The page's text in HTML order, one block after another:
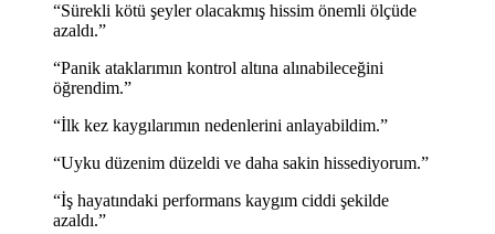
“Sürekli kötü şeyler olacakmış hissim önemli ölçüde
azaldı.”
“Panik ataklarımın kontrol altına alınabileceğini
öğrendim.”
“İlk kez kaygılarımın nedenlerini anlayabildim.”
“Uyku düzenim düzeldi ve daha sakin hissediyorum.”
“İş hayatındaki performans kaygım ciddi şekilde
azaldı.”